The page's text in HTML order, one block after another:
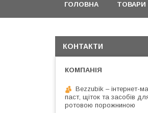
ГОЛОВНА ТОВАРИ
КОНТАКТИ
Bezzubik – інтернет-
паст, щіток та засобів
ротовою порожниною